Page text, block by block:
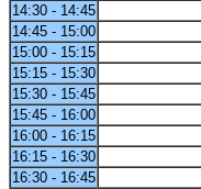
14:30 - 14:45
14:45 - 15:00
15:00 - 15:15
15:15 - 15:30
15:30 - 15:45
15:45 - 16:00
16:00 - 16:15
16:15 - 16:30
16:30 - 16:45